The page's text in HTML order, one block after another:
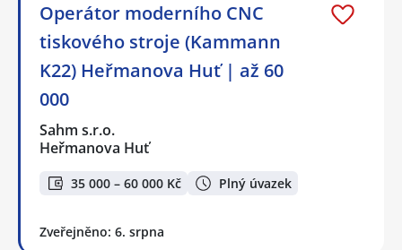
Operátor moderního CNC
tiskového stroje (Kammann
K22) Heřmanova Huť | až 60
000
Sahm s.r.o.
Heřmanova Huť
35 000 – 60 000 Kč Plný úvazek
Zveřejněno: 6. srpna